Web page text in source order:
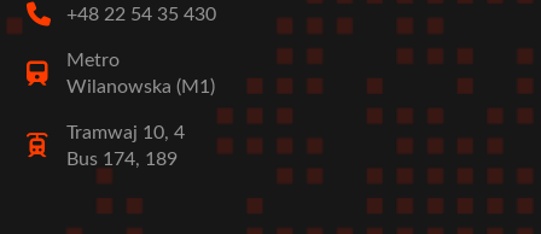
+48 22 54 35 430
Metro
Wilanowska (M1)
Tramwaj 10, 4
Bus 174, 189